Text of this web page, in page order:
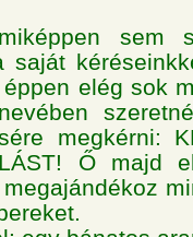
sem
saját
elég sok
megkérni:
Ő majd